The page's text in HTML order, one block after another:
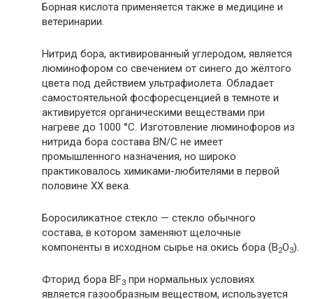
Борная кислота применяется также в медицине и
ветеринарии.
Нитрид бора, активированный углеродом, является
люминофором со свечением от синего до жёлтого
цвета под действием ультрафиолета. Обладает
самостоятельной фосфоресценцией в темноте и
активируется органическими веществами при
нагреве до 1000 °С. Изготовление люминофоров из
нитрида бора состава BN/C не имеет
промышленного назначения, но широко
практиковалось химиками-любителями в первой
половине XX века.
Боросиликатное стекло — стекло обычного
состава, в котором заменяют щелочные
компоненты в исходном сырье на окись бора (B2O3).
Фторид бора BF3 при нормальных условиях
является газообразным веществом, используется